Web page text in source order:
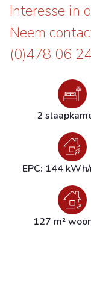
Interesse in
Neem
(0)478 06
2
EPC: 144
127 m²